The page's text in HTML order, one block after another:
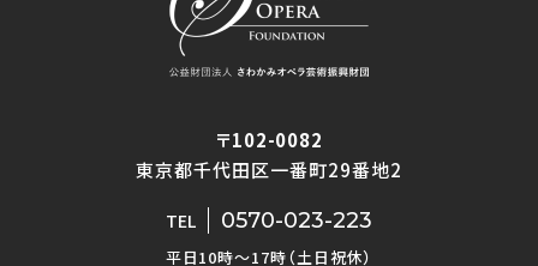
〒102-0082
東京都千代田区一番町29番地2
TEL 0570-023-223
平日10時〜17時（土日祝休）